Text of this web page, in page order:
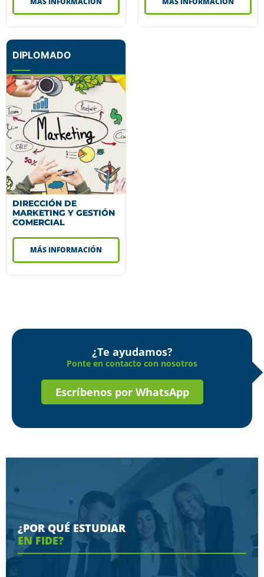
DIPLOMADO
DIRECCIÓN DE
MARKETING Y GESTIÓN
COMERCIAL
MÁS INFORMACIÓN
¿Te ayudamos?
Ponte en contacto con nosotros
Escríbenos por WhatsApp
¿POR QUÉ ESTUDIAR
EN FIDE?